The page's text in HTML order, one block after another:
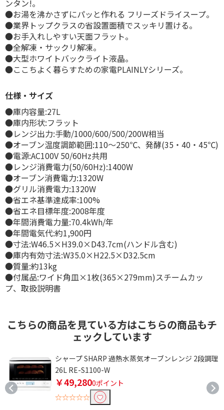
ンタン!。
●お湯を沸かさずにパッと作れる フリーズドライスープ。
●業界トップクラスの省設置面積でスッキリ置ける。
●お手入れしやすい天面フラット。
●全解凍・サックリ解凍。
●大型ホワイトバックライト液晶。
●ここちよく暮らすための家電PLAINLYシリーズ。
仕様・サイズ
●庫内容量:27L
●庫内形状:フラット
●レンジ出力:手動/1000/600/500/200W相当
●オーブン温度調節範囲:110～250℃、発酵(35・40・45℃)
●電源:AC100V 50/60Hz共用
●レンジ消費電力(50/60Hz):1400W
●オーブン消費電力:1320W
●グリル消費電力:1320W
●省エネ基準達成率:100%
●省エネ目標年度:2008年度
●年間消費電力量:70.4kWh/年
●年間電気代:約1,900円
●寸法:W46.5×H39.0×D43.7cm(ハンドル含む)
●庫内有効寸法:W35.0×H22.5×D32.5cm
●質量:約13kg
●付属品:ワイド角皿×1枚(365×279mm)スチームカッ
プ、取扱説明書
こちらの商品を見ている方はこちらの商品もチ
ェックしています
シャープ SHARP 過熱水蒸気オーブンレンジ 2段調理
26L RE-S1100-W
￥49,2800ポイント
☆☆☆☆☆